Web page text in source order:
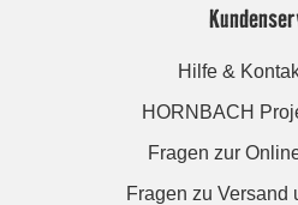
Hilfe &
HORNBACH
Fragen zur
Fragen zu Versand